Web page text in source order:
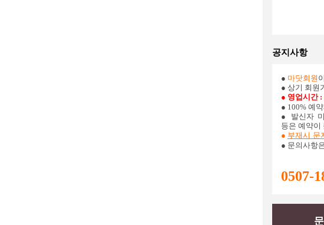
공지사항
● 마닷회원
● 상기 회원
● 영업시간
● 100% 예
● 발신자
등은 예약이
● 부재시 문
● 문의사항
0507-